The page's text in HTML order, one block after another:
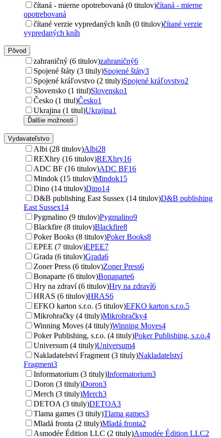
čítaná - mierne opotrebovaná (0 titulov)čítaná - mierne
opotrebovaná
čítané verzie vypredaných kníh (0 titulov)čítané verzie
vypredaných kníh
Pôvod
zahraničný (6 titulov)zahraničný6
Spojené štáty (3 tituly)Spojené štáty3
Spojené kráľovstvo (2 tituly)Spojené kráľovstvo2
Slovensko (1 titul)Slovensko1
Česko (1 titul)Česko1
Ukrajina (1 titul)Ukrajina1
Ďalšie možnosti
Vydavateľstvo
Albi (28 titulov)Albi28
REXhry (16 titulov)REXhry16
ADC BF (16 titulov)ADC BF16
Mindok (15 titulov)Mindok15
Dino (14 titulov)Dino14
D&B publishing East Sussex (14 titulov)D&B publishing
East Sussex14
Pygmalino (9 titulov)Pygmalino9
Blackfire (8 titulov)Blackfire8
Poker Books (8 titulov)Poker Books8
EPEE (7 titulov)EPEE7
Grada (6 titulov)Grada6
Zoner Press (6 titulov)Zoner Press6
Bonaparte (6 titulov)Bonaparte6
Hry na zdraví (6 titulov)Hry na zdraví6
HRAS (6 titulov)HRAS6
EFKO karton s.r.o. (5 titulov)EFKO karton s.r.o.5
Mikrohračky (4 tituly)Mikrohračky4
Winning Moves (4 tituly)Winning Moves4
Poker Publishing, s.r.o. (4 tituly)Poker Publishing, s.r.o.4
Universum (4 tituly)Universum4
Nakladatelství Fragment (3 tituly)Nakladatelství
Fragment3
Informatorium (3 tituly)Informatorium3
Doron (3 tituly)Doron3
Merch (3 tituly)Merch3
DETOA (3 tituly)DETOA3
Tlama games (3 tituly)Tlama games3
Mladá fronta (2 tituly)Mladá fronta2
Asmodée Édition LLC (2 tituly)Asmodée Édition LLC2